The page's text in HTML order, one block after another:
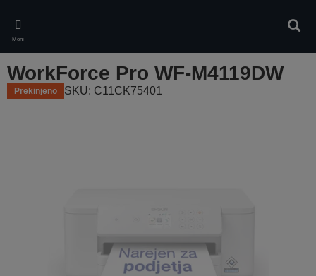
main
content
Meni
WorkForce Pro WF-M4119DW
Prekinjeno SKU: C11CK75401